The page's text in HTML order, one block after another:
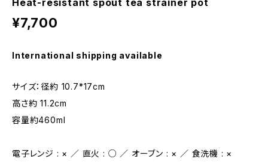
Heat-resistant spout tea strainer pot
¥7,700
International shipping available
サイズ：径約 10.7*17cm
高さ約 11.2cm
容量約460ml
電子レンジ : × ／ 直火 : ○ ／ オーブン : × ／ 食洗機 : ×